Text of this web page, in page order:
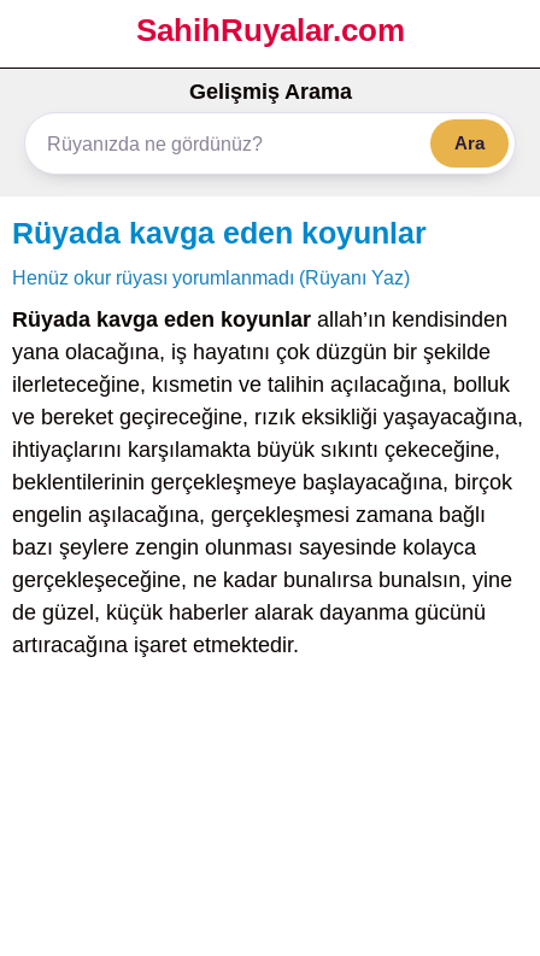
SahihRuyalar.com
Gelişmiş Arama
Ara
Rüyada kavga eden koyunlar
Henüz okur rüyası yorumlanmadı (Rüyanı Yaz)
Rüyada kavga eden koyunlar allah’ın kendisinden
yana olacağına, iş hayatını çok düzgün bir şekilde
ilerleteceğine, kısmetin ve talihin açılacağına, bolluk
ve bereket geçireceğine, rızık eksikliği yaşayacağına,
ihtiyaçlarını karşılamakta büyük sıkıntı çekeceğine,
beklentilerinin gerçekleşmeye başlayacağına, birçok
engelin aşılacağına, gerçekleşmesi zamana bağlı
bazı şeylere zengin olunması sayesinde kolayca
gerçekleşeceğine, ne kadar bunalırsa bunalsın, yine
de güzel, küçük haberler alarak dayanma gücünü
artıracağına işaret etmektedir.